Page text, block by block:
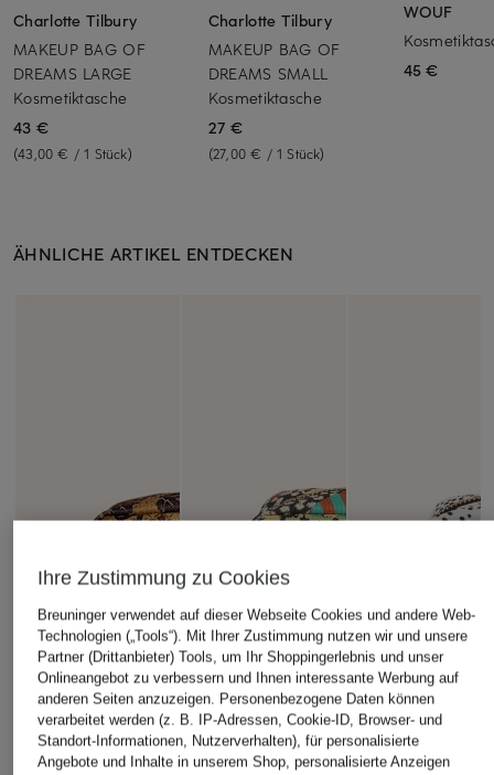
Charlotte Tilbury
MAKEUP BAG OF
DREAMS LARGE
Kosmetiktasche
43 €
(43,00 € / 1 Stück)
Charlotte Tilbury
MAKEUP BAG OF
DREAMS SMALL
Kosmetiktasche
27 €
(27,00 € / 1 Stück)
WOUF
45 €
ÄHNLICHE ARTIKEL ENTDECKEN
Ihre Zustimmung zu Cookies
Breuninger verwendet auf dieser Webseite Cookies und andere Web-
Technologien („Tools“). Mit Ihrer Zustimmung nutzen wir und unsere
Partner (Drittanbieter) Tools, um Ihr Shoppingerlebnis und unser
Onlineangebot zu verbessern und Ihnen interessante Werbung auf
anderen Seiten anzuzeigen. Personenbezogene Daten können
verarbeitet werden (z. B. IP-Adressen, Cookie-ID, Browser- und
Standort-Informationen, Nutzerverhalten), für personalisierte
Angebote und Inhalte in unserem Shop, personalisierte Anzeigen